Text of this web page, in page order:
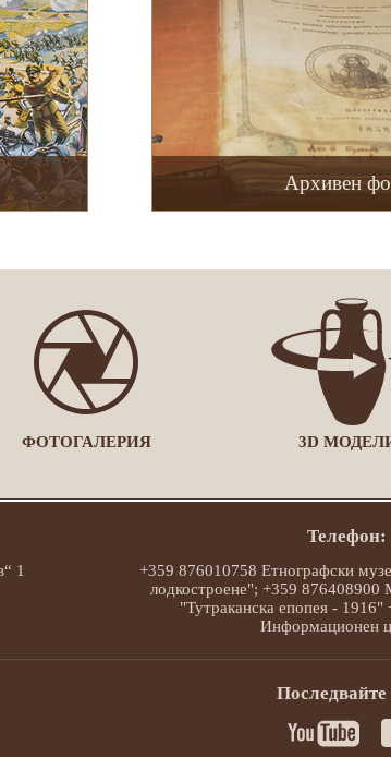
Архивен
ФОТОГАЛЕРИЯ 3D
1
Телефон:
+359 876010758 Етнографски
лодкостроене"; +359 876408900
"Тутраканска епопея -
Информационен
Последвайте